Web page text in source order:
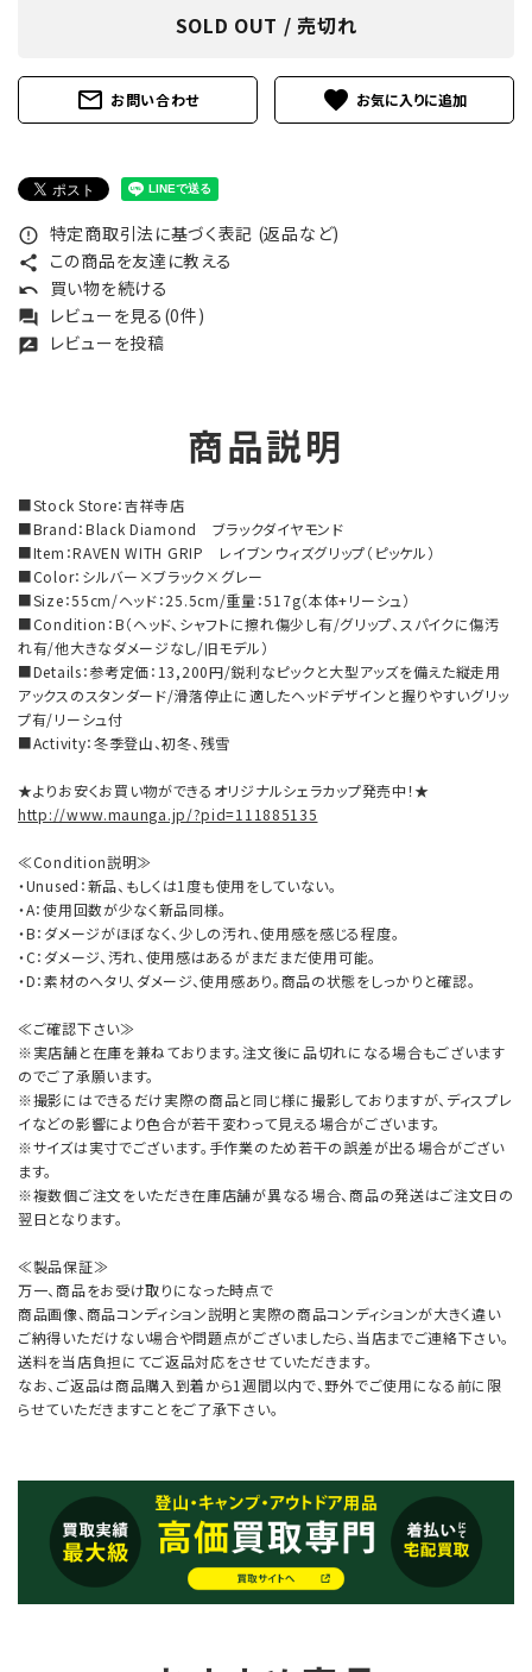
SOLD OUT / 売切れ
mail_outline お問い合わせ favorite
error_outline 特定商取引法に基づく表記 (返品など)
share この商品を友達に教える
undo 買い物を続ける
forum レビューを見る(0件)
rate_review レビューを投稿
商品説明
■Stock Store：吉祥寺店
■Brand：Black Diamond ブラックダイヤモンド
■Item：RAVEN WITH GRIP レイブンウィズグリップ（ピッケル）
■Color：シルバー×ブラック×グレー
■Size：55cm/ヘッド：25.5cm/重量：517g（本体+リーシュ）
■Condition：B（ヘッド、シャフトに擦れ傷少し有/グリップ、スパイクに傷汚
れ有/他大きなダメージなし/旧モデル）
■Details：参考定価：13,200円/鋭利なピックと大型アッズを備えた縦走用
アックスのスタンダード/滑落停止に適したヘッドデザインと握りやすいグリッ
プ有/リーシュ付
■Activity：冬季登山、初冬、残雪
★よりお安くお買い物ができるオリジナルシェラカップ発売中！★
http://www.maunga.jp/?pid=111885135
≪Condition説明≫
・Unused：新品、もしくは1度も使用をしていない。
・A：使用回数が少なく新品同様。
・B：ダメージがほぼなく、少しの汚れ、使用感を感じる程度。
・C：ダメージ、汚れ、使用感はあるがまだまだ使用可能。
・D：素材のヘタリ、ダメージ、使用感あり。商品の状態をしっかりと確認。
≪ご確認下さい≫
※実店舗と在庫を兼ねております。注文後に品切れになる場合もございます
のでご了承願います。
※撮影にはできるだけ実際の商品と同じ様に撮影しておりますが、ディスプレ
イなどの影響により色合が若干変わって見える場合がございます。
※サイズは実寸でございます。手作業のため若干の誤差が出る場合がござい
ます。
※複数個ご注文をいただき在庫店舗が異なる場合、商品の発送はご注文日の
翌日となります。
≪製品保証≫
万一、商品をお受け取りになった時点で
商品画像、商品コンディション説明と実際の商品コンディションが大きく違い
ご納得いただけない場合や問題点がございましたら、当店までご連絡下さい。
送料を当店負担にてご返品対応をさせていただきます。
なお、ご返品は商品購入到着から1週間以内で、野外でご使用になる前に限
らせていただきますことをご了承下さい。